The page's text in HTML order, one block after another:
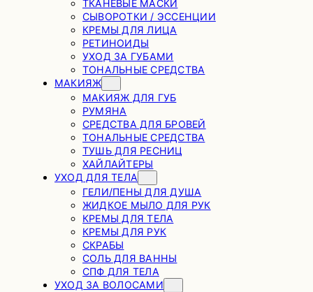
ТКАНЕВЫЕ МАСКИ
СЫВОРОТКИ / ЭССЕНЦИИ
КРЕМЫ ДЛЯ ЛИЦА
РЕТИНОИДЫ
УХОД ЗА ГУБАМИ
ТОНАЛЬНЫЕ СРЕДСТВА
МАКИЯЖ
МАКИЯЖ ДЛЯ ГУБ
РУМЯНА
СРЕДСТВА ДЛЯ БРОВЕЙ
ТОНАЛЬНЫЕ СРЕДСТВА
ТУШЬ ДЛЯ РЕСНИЦ
ХАЙЛАЙТЕРЫ
УХОД ДЛЯ ТЕЛА
ГЕЛИ/ПЕНЫ ДЛЯ ДУША
ЖИДКОЕ МЫЛО ДЛЯ РУК
КРЕМЫ ДЛЯ ТЕЛА
КРЕМЫ ДЛЯ РУК
СКРАБЫ
СОЛЬ ДЛЯ ВАННЫ
СПФ ДЛЯ ТЕЛА
УХОД ЗА ВОЛОСАМИ